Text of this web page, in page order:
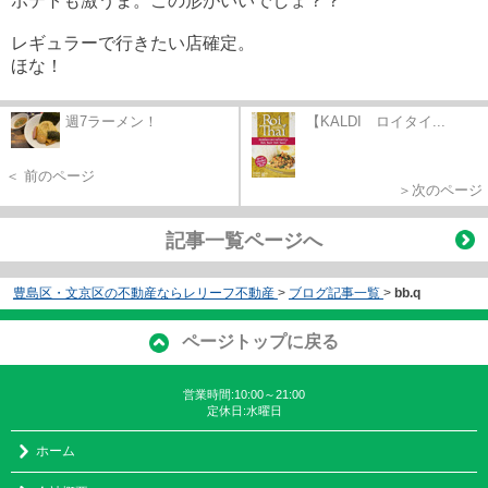
レギュラーで行きたい店確定。
ほな！
週7ラーメン！
＜ 前のページ
【KALDI ロイタイ...
＞次のページ
記事一覧ページへ
豊島区・文京区の不動産ならレリーフ不動産 > ブログ記事一覧 > bb.q
ページトップに戻る
営業時間:10:00～21:00
定休日:水曜日
ホーム